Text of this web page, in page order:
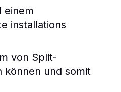
einem
installations
von Split-
können und somit